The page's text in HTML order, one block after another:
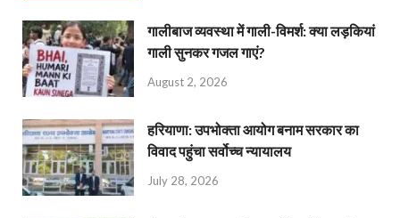
गालीबाज व्‍यवस्‍था में गाली-विमर्श: क्या लड़कियां
गाली सुनकर गजल गाएं?
August 2, 2026
हरियाणा: उपभोक्ता आयोग बनाम सरकार का
विवाद पहुंचा सर्वोच्च न्यायालय
July 28, 2026